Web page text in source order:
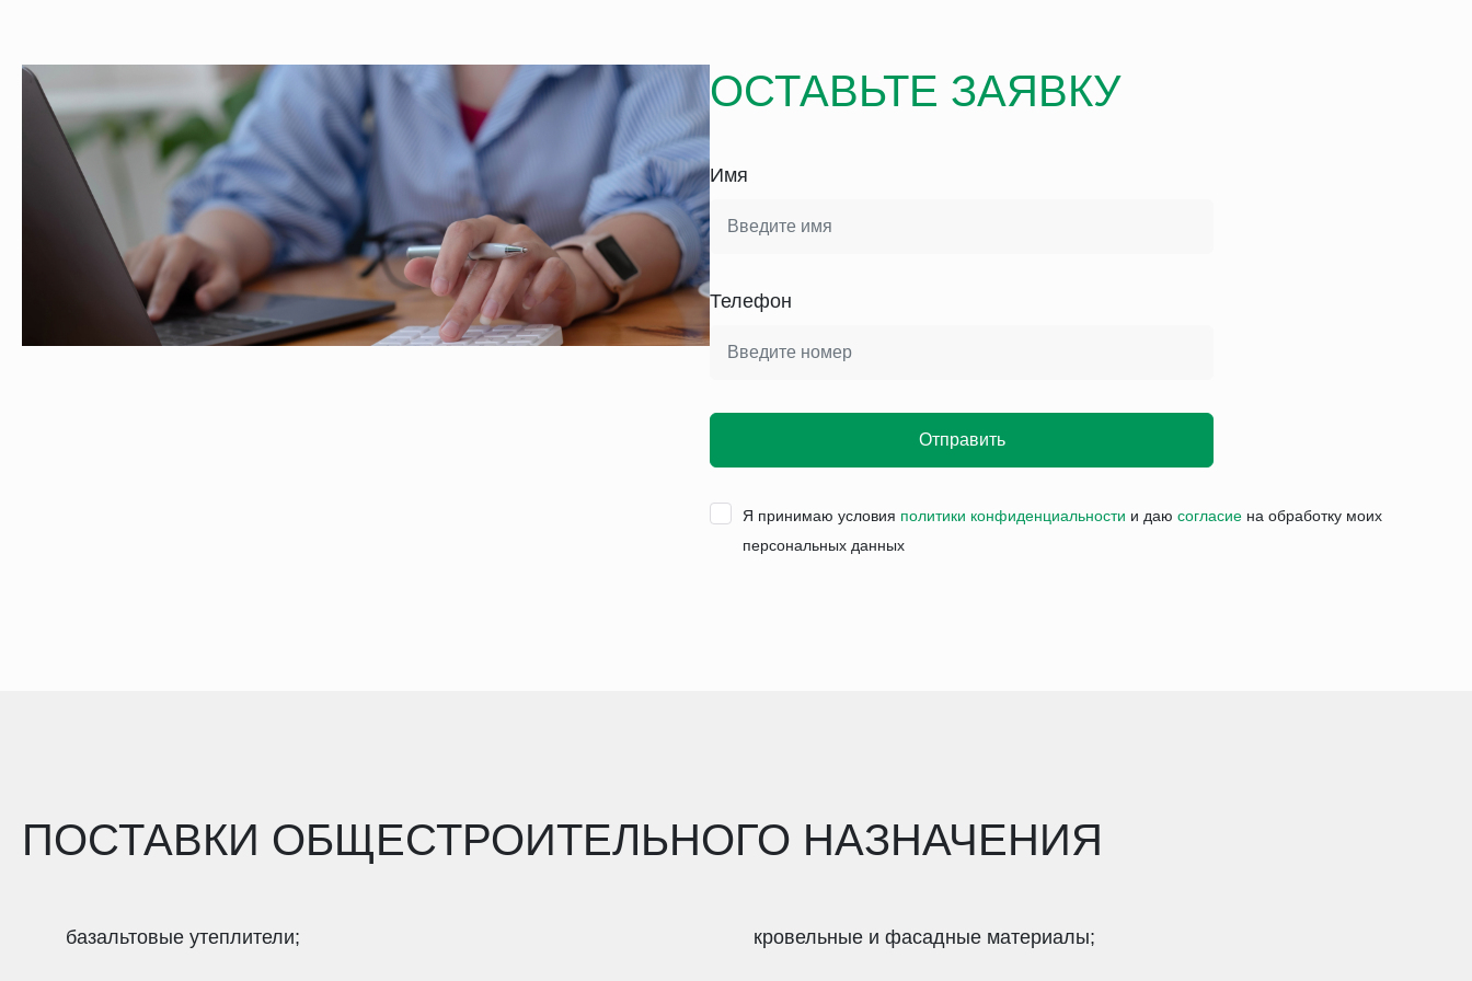
ОСТАВЬТЕ ЗАЯВКУ
Имя
Телефон
Я принимаю условия политики конфиденциальности и даю согласие на обработку моих
персональных данных
ПОСТАВКИ ОБЩЕСТРОИТЕЛЬНОГО НАЗНАЧЕНИЯ
базальтовые утеплители; кровельные и фасадные материалы;